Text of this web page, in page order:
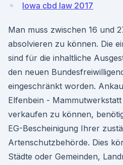
Iowa cbd law 2017
Man muss zwischen 16 und
absolvieren zu können. Die
sind für die inhaltliche
den neuen
eingeschränkt worden.
Elfenbein -
verkaufen zu können,
EG-Bescheinigung Ihrer
Artenschutzbehörde. Dies
Städte oder Gemeinden,